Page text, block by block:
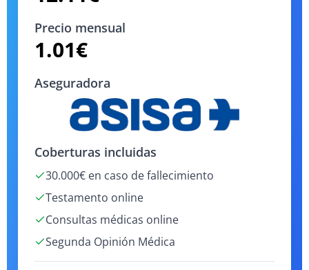
Precio mensual
1.01€
Aseguradora
Coberturas incluidas
30.000€ en caso de fallecimiento
Testamento online
Consultas médicas online
Segunda Opinión Médica